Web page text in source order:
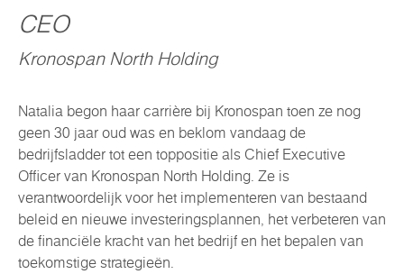
CEO
Kronospan North Holding
Natalia begon haar carrière bij Kronospan toen ze nog
geen 30 jaar oud was en beklom vandaag de
bedrijfsladder tot een toppositie als Chief Executive
Officer van Kronospan North Holding. Ze is
verantwoordelijk voor het implementeren van bestaand
beleid en nieuwe investeringsplannen, het verbeteren van
de financiële kracht van het bedrijf en het bepalen van
toekomstige strategieën.